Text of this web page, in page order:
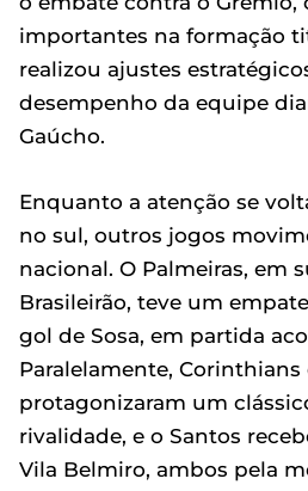
importantes na formação
realizou ajustes
desempenho da equipe
Gaúcho.
Enquanto a atenção se
no sul, outros jogos
nacional. O Palmeiras, em
Brasileirão, teve um
gol de Sosa, em partida
Paralelamente, Corinthians
protagonizaram um
rivalidade, e o Santos
Vila Belmiro, ambos pela